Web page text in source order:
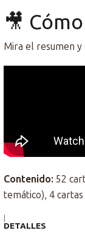
🎥
Mira el resumen y
Contenido: 52
temático), 4
|
DETALLES